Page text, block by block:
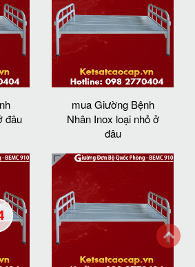
đâu
mua Giường Bệnh
Nhân Inox loại nhỏ ở
đâu